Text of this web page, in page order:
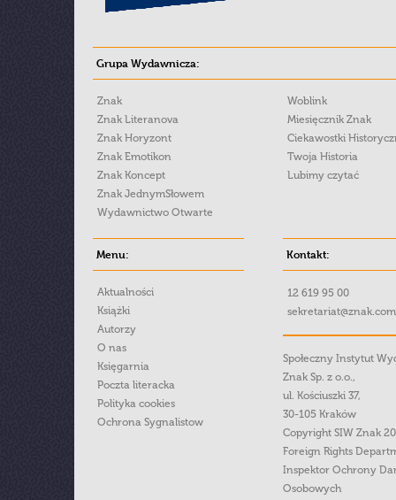
Grupa Wydawnicza:
Znak
Znak Literanova
Znak Horyzont
Znak Emotikon
Znak Koncept
Znak JednymSłowem
Wydawnictwo Otwarte
Woblink
Miesięcznik Znak
Ciekawostki
Twoja Historia
Lubimy czytać
Menu:
Aktualności
Książki
Autorzy
O nas
Księgarnia
Poczta literacka
Polityka cookies
Ochrona Sygnalistow
Kontakt:
12 619 95 00
Społeczny Instytut
Znak Sp. z o.o.,
ul. Kościuszki 37,
30-105 Kraków
Copyright SIW Znak
Foreign Rights
Inspektor Ochrony
Osobowych